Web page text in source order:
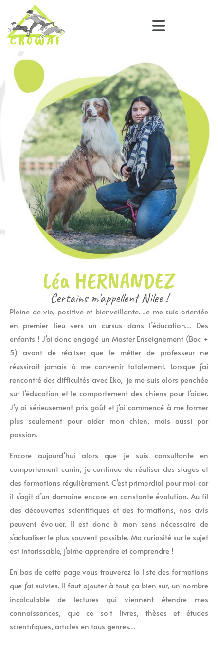
Léa HERNANDEZ
Certains m'appellent Nilee !
Pleine de vie, positive et bienveillante. Je me suis orientée
en premier lieu vers un cursus dans l’éducation… Des
enfants ! J’ai donc engagé un Master Enseignement (Bac +
5) avant de réaliser que le métier de professeur ne
réussirait jamais à me convenir totalement. Lorsque j’ai
rencontré des difficultés avec Eko, je me suis alors penchée
sur l’éducation et le comportement des chiens pour l’aider.
J’y ai sérieusement pris goût et j’ai commencé à me former
plus seulement pour aider mon chien, mais aussi par
passion.
Encore aujourd’hui alors que je suis consultante en
comportement canin, je continue de réaliser des stages et
des formations régulièrement. C’est primordial pour moi car
il s’agit d’un domaine encore en constante évolution. Au fil
des découvertes scientifiques et des formations, nos avis
peuvent évoluer. Il est donc à mon sens nécessaire de
s’actualiser le plus souvent possible. Ma curiosité sur le sujet
est intarissable, j’aime apprendre et comprendre !
En bas de cette page vous trouverez la liste des formations
que j’ai suivies. Il faut ajouter à tout ça bien sur, un nombre
incalculable de lectures qui viennent étendre mes
connaissances, que ce soit livres, thèses et études
scientifiques, articles en tous genres…